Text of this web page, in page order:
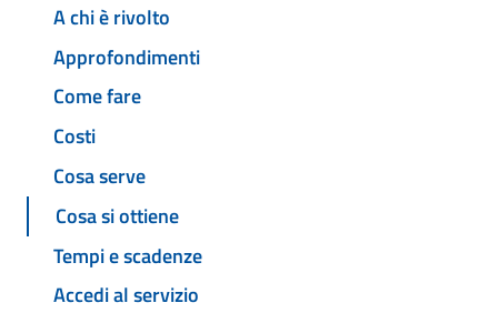
A chi è rivolto
Approfondimenti
Come fare
Costi
Cosa serve
Cosa si ottiene
Tempi e scadenze
Accedi al servizio